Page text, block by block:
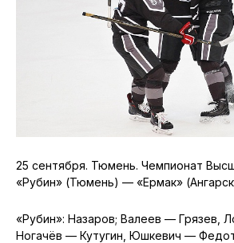
25 сентября. Тюмень. Чемпионат
«Рубин» (Тюмень) — «Ермак» (Ангарск)
«Рубин»: Назаров; Валеев — Грязев,
Ногачёв — Кутугин, Юшкевич —